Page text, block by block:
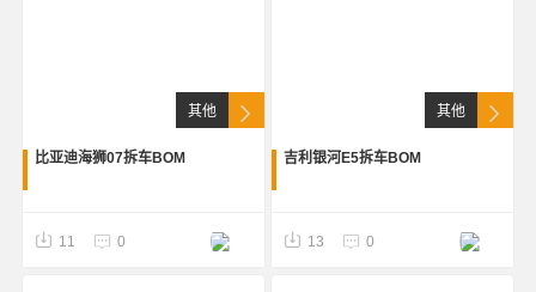
其他
比亚迪海狮07拆车BOM
11 0
其他
吉利银河E5拆车BOM
13 0